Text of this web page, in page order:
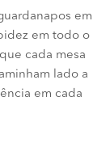
em
em todo o
cada mesa
lado a
em cada